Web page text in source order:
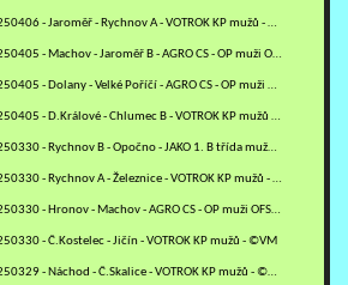
250406 - Jaroměř - Rychnov A - VOTROK KP mužů - ©VM
250405 - Machov - Jaroměř B - AGRO CS - OP muži OFS NA - ©VM
250405 - Dolany - Velké Poříčí - AGRO CS - OP muži OFS NA - ©VM
250405 - D.Králové - Chlumec B - VOTROK KP mužů - ©RJ
250330 - Rychnov B - Opočno - JAKO 1. B třída mužů - sk. B - ©PR
250330 - Rychnov A - Železnice - VOTROK KP mužů - ©PR
250330 - Hronov - Machov - AGRO CS - OP muži OFS NA - ©VM
- Č.Kostelec - Jičín - VOTROK KP mužů - ©VM
250329 - Náchod - Č.Skalice - VOTROK KP mužů - ©MM